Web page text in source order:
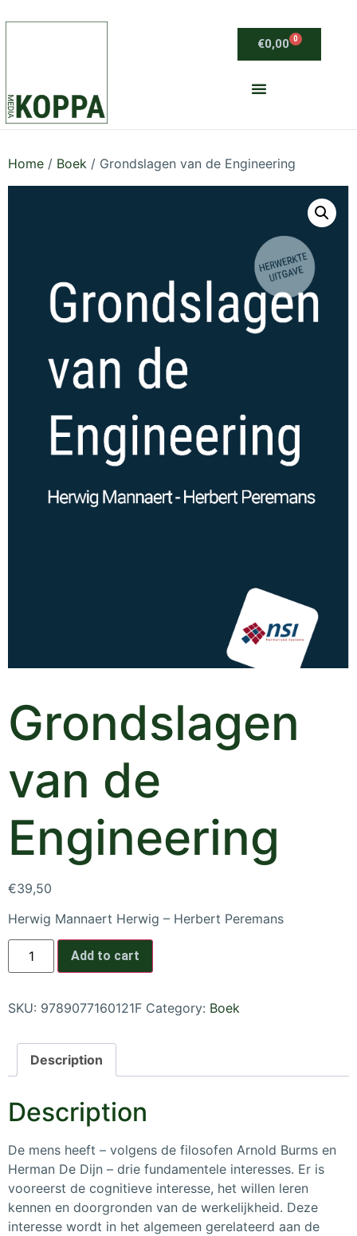
€0,00 0
Home / Boek / Grondslagen van de Engineering
Grondslagen
van de
Engineering
€39,50
Herwig Mannaert Herwig – Herbert Peremans
Add to cart
SKU: 9789077160121F Category: Boek
Description
Description
De mens heeft – volgens de filosofen Arnold Burms en
Herman De Dijn – drie fundamentele interesses. Er is
vooreerst de cognitieve interesse, het willen leren
kennen en doorgronden van de werkelijkheid. Deze
interesse wordt in het algemeen gerelateerd aan de